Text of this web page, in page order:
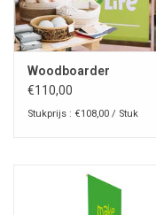
Woodboarder
€110,00
Stukprijs : €108,00 / Stuk